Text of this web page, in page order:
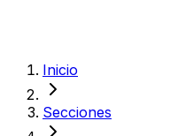
Inicio
Secciones